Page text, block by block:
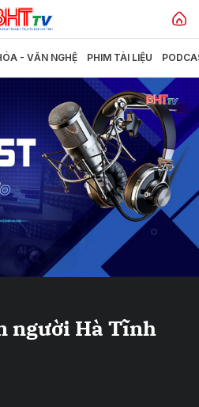
- VĂN NGHỆ PHIM TÀI LIỆU
người Hà Tĩnh